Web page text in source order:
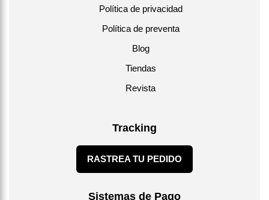
Política de privacidad
Política de preventa
Blog
Tiendas
Revista
Tracking
RASTREA TU PEDIDO
Sistemas de Pago